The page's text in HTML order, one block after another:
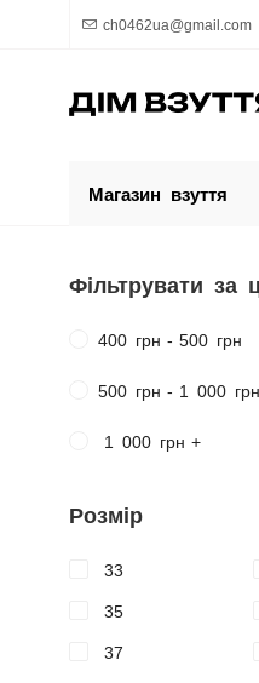
ch0462ua@gmail.com
Магазин взуття
Фільтрувати за
400 грн - 500 грн
500 грн - 1 000 грн
1 000 грн +
Розмір
33
35
37